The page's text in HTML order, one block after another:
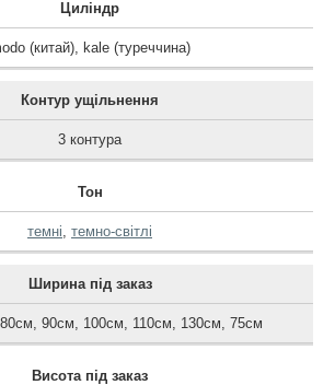
Циліндр
(китай), kale (туреччина)
Контур ущільнення
3 контура
Тон
темні темно-світлі
Ширина під заказ
80см 90см 100см 110см 130см 75см
Висота під заказ